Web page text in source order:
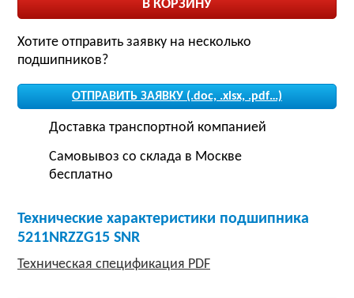
Хотите отправить заявку на несколько
подшипников?
ОТПРАВИТЬ ЗАЯВКУ (.doc, .xlsx, .pdf…)
Доставка транспортной компанией
Самовывоз со склада в Москве
бесплатно
Технические характеристики подшипника
5211NRZZG15 SNR